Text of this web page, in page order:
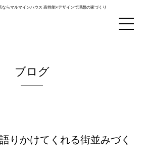
ならマルマインハウス 高性能×デザインで理想の家づくり
ブログ
りかけてくれる街並みづく